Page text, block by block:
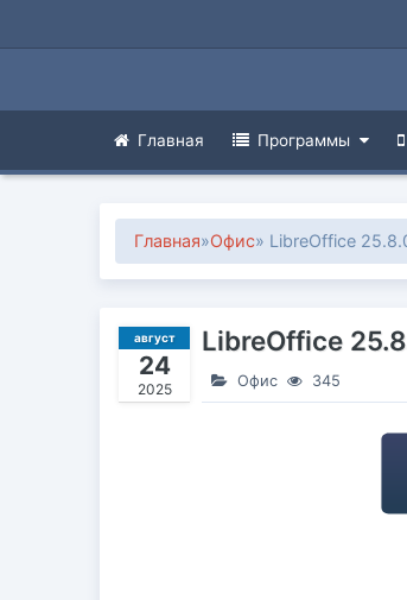
Главная Программы
Главная»Офис» LibreOffice
август
24
2025
LibreOffice
Офис 345